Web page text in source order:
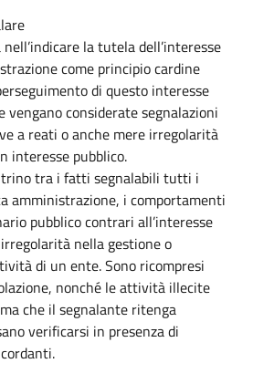
la tutela dell’interesse
come principio cardine
di questo interesse
vengano considerate segnalazioni
a reati o anche mere irregolarità
interesse pubblico.
tra i fatti segnalabili tutti i
amministrazione, i comportamenti
pubblico contrari all’interesse
nella gestione o
di un ente. Sono ricompresi
nonché le attività illecite
che il segnalante ritenga
verificarsi in presenza di